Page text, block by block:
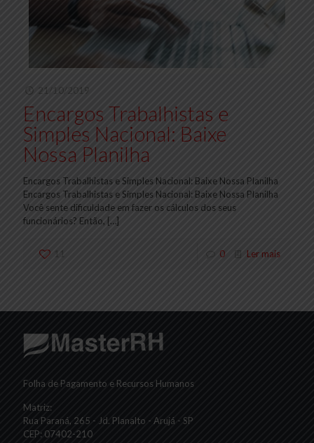
21/10/2019
Encargos Trabalhistas e
Simples Nacional: Baixe
Nossa Planilha
Encargos Trabalhistas e Simples Nacional: Baixe Nossa Planilha
Encargos Trabalhistas e Simples Nacional: Baixe Nossa Planilha
Você sente dificuldade em fazer os cálculos dos seus
funcionários? Então, […]
11 0 Ler mais
Folha de Pagamento e Recursos Humanos
Matriz:
Rua Paraná, 265 - Jd. Planalto - Arujá - SP
CEP: 07402-210